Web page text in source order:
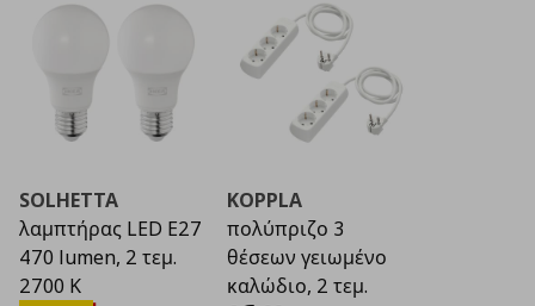
SOLHETTA
λαμπτήρας LED E27
470 lumen, 2 τεμ.
2700 K
KOPPLA
πολύπριζο 3
θέσεων γειωμένο
καλώδιο, 2 τεμ.